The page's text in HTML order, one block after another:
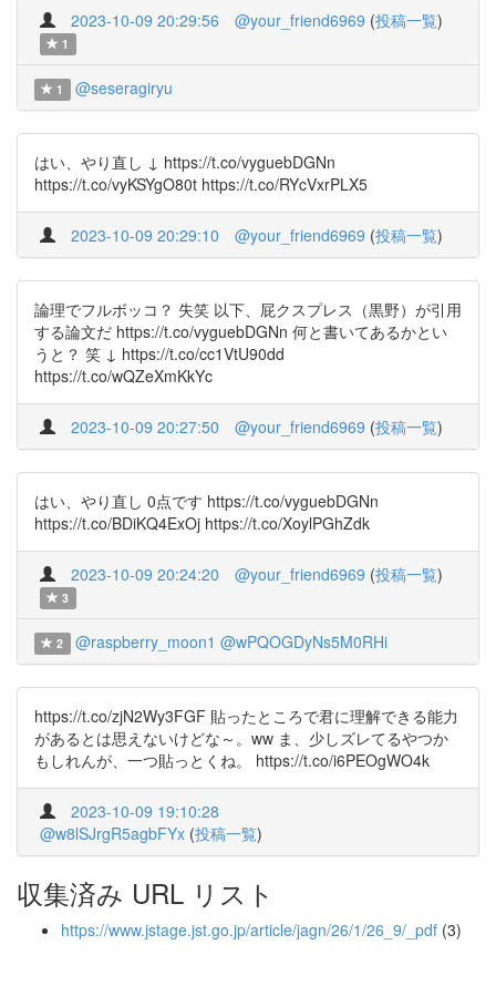
2023-10-09 20:29:56 @your_friend6969 (投稿一覧)
1
1 @seseragiryu
はい、やり直し ↓ https://t.co/vyguebDGNn
https://t.co/vyKSYgO80t https://t.co/RYcVxrPLX5
2023-10-09 20:29:10 @your_friend6969 (投稿一覧)
論理でフルボッコ？ 失笑 以下、屁クスプレス（黒野）が引用
する論文だ https://t.co/vyguebDGNn 何と書いてあるかとい
うと？ 笑 ↓ https://t.co/cc1VtU90dd
https://t.co/wQZeXmKkYc
2023-10-09 20:27:50 @your_friend6969 (投稿一覧)
はい、やり直し 0点です https://t.co/vyguebDGNn
https://t.co/BDiKQ4ExOj https://t.co/XoylPGhZdk
2023-10-09 20:24:20 @your_friend6969 (投稿一覧)
3
2 @raspberry_moon1 @wPQOGDyNs5M0RHi
https://t.co/zjN2Wy3FGF 貼ったところで君に理解できる能力
があるとは思えないけどな～。ww ま、少しズレてるやつか
もしれんが、一つ貼っとくね。 https://t.co/i6PEOgWO4k
2023-10-09 19:10:28
@w8lSJrgR5agbFYx (投稿一覧)
収集済み URL リスト
https://www.jstage.jst.go.jp/article/jagn/26/1/26_9/_pdf (3)